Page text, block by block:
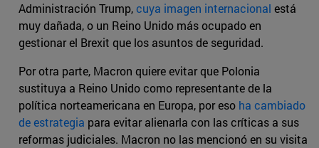
Administración Trump,cuya imagen internacional está
muy dañada, o un Reino Unido más ocupado en
gestionar el Brexit que los asuntos de seguridad.
Por otra parte, Macron quiere evitar que Polonia
sustituya a Reino Unido como representante de la
política norteamericana en Europa, por eso ha cambiado
de estrategia para evitar alienarla con las críticas a sus
reformas judiciales. Macron no las mencionó en su visita